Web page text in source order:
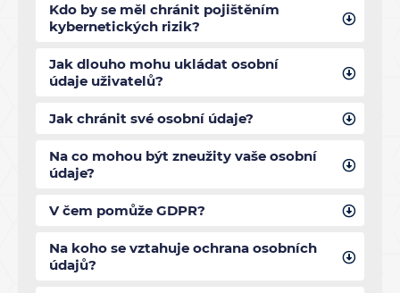
Kdo by se měl chránit pojištěním
kybernetických rizik?
Jak dlouho mohu ukládat osobní
údaje uživatelů?
Jak chránit své osobní údaje?
Na co mohou být zneužity vaše osobní
údaje?
V čem pomůže GDPR?
Na koho se vztahuje ochrana osobních
údajů?